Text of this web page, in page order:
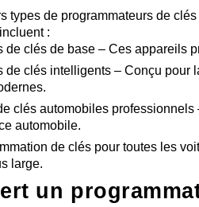
types de programmateurs de
:
de clés de base – Ces appareils
de clés intelligents – Conçu pour
clés automobiles
automobile.
de clés pour toutes les
large.
un